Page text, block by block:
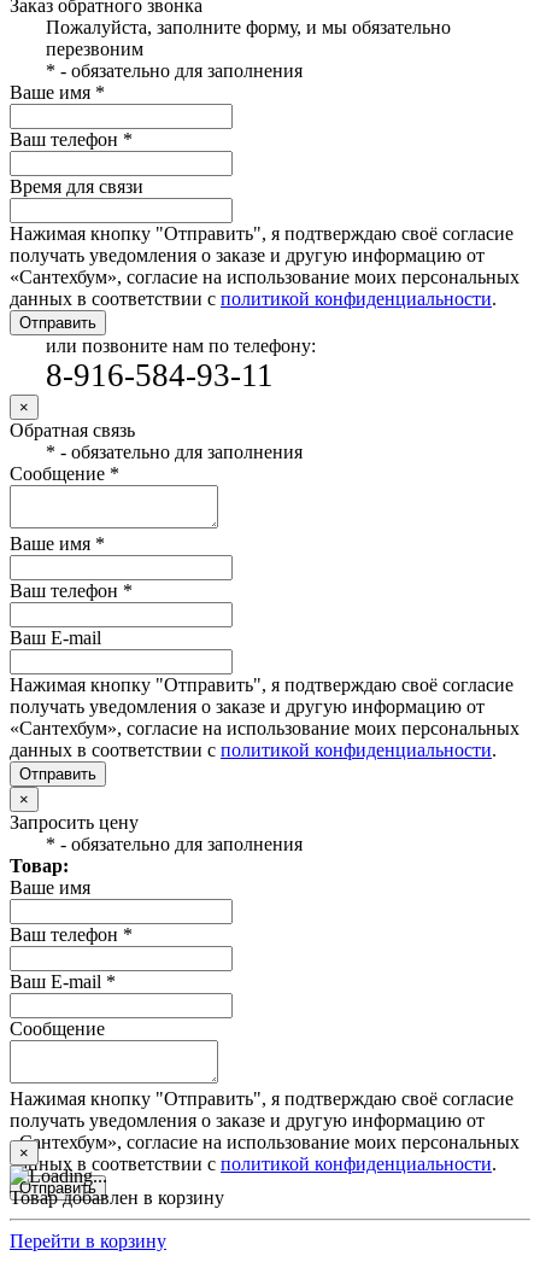
Заказ обратного звонка
Пожалуйста, заполните форму, и мы обязательно
перезвоним
* - обязательно для заполнения
Ваше имя *
Ваш телефон *
Время для связи
Нажимая кнопку "Отправить", я подтверждаю своё согласие
получать уведомления о заказе и другую информацию от
«Сантехбум», согласие на использование моих персональных
данных в соответствии с политикой конфиденциальности.
Отправить
или позвоните нам по телефону:
8-916-584-93-11
×
Обратная связь
* - обязательно для заполнения
Сообщение *
Ваше имя *
Ваш телефон *
Ваш E-mail
Нажимая кнопку "Отправить", я подтверждаю своё согласие
получать уведомления о заказе и другую информацию от
«Сантехбум», согласие на использование моих персональных
данных в соответствии с политикой конфиденциальности.
Отправить
×
Запросить цену
* - обязательно для заполнения
Товар:
Ваше имя
Ваш телефон *
Ваш E-mail *
Сообщение
Нажимая кнопку "Отправить", я подтверждаю своё согласие
получать уведомления о заказе и другую информацию от
«Сантехбум», согласие на использование моих персональных
данных в соответствии с политикой конфиденциальности.
Отправить
×
Товар добавлен в корзину
Перейти в корзину